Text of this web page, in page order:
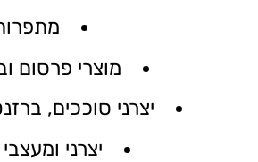
מוצרי פרסום
יצרני סוככים,
יצרני